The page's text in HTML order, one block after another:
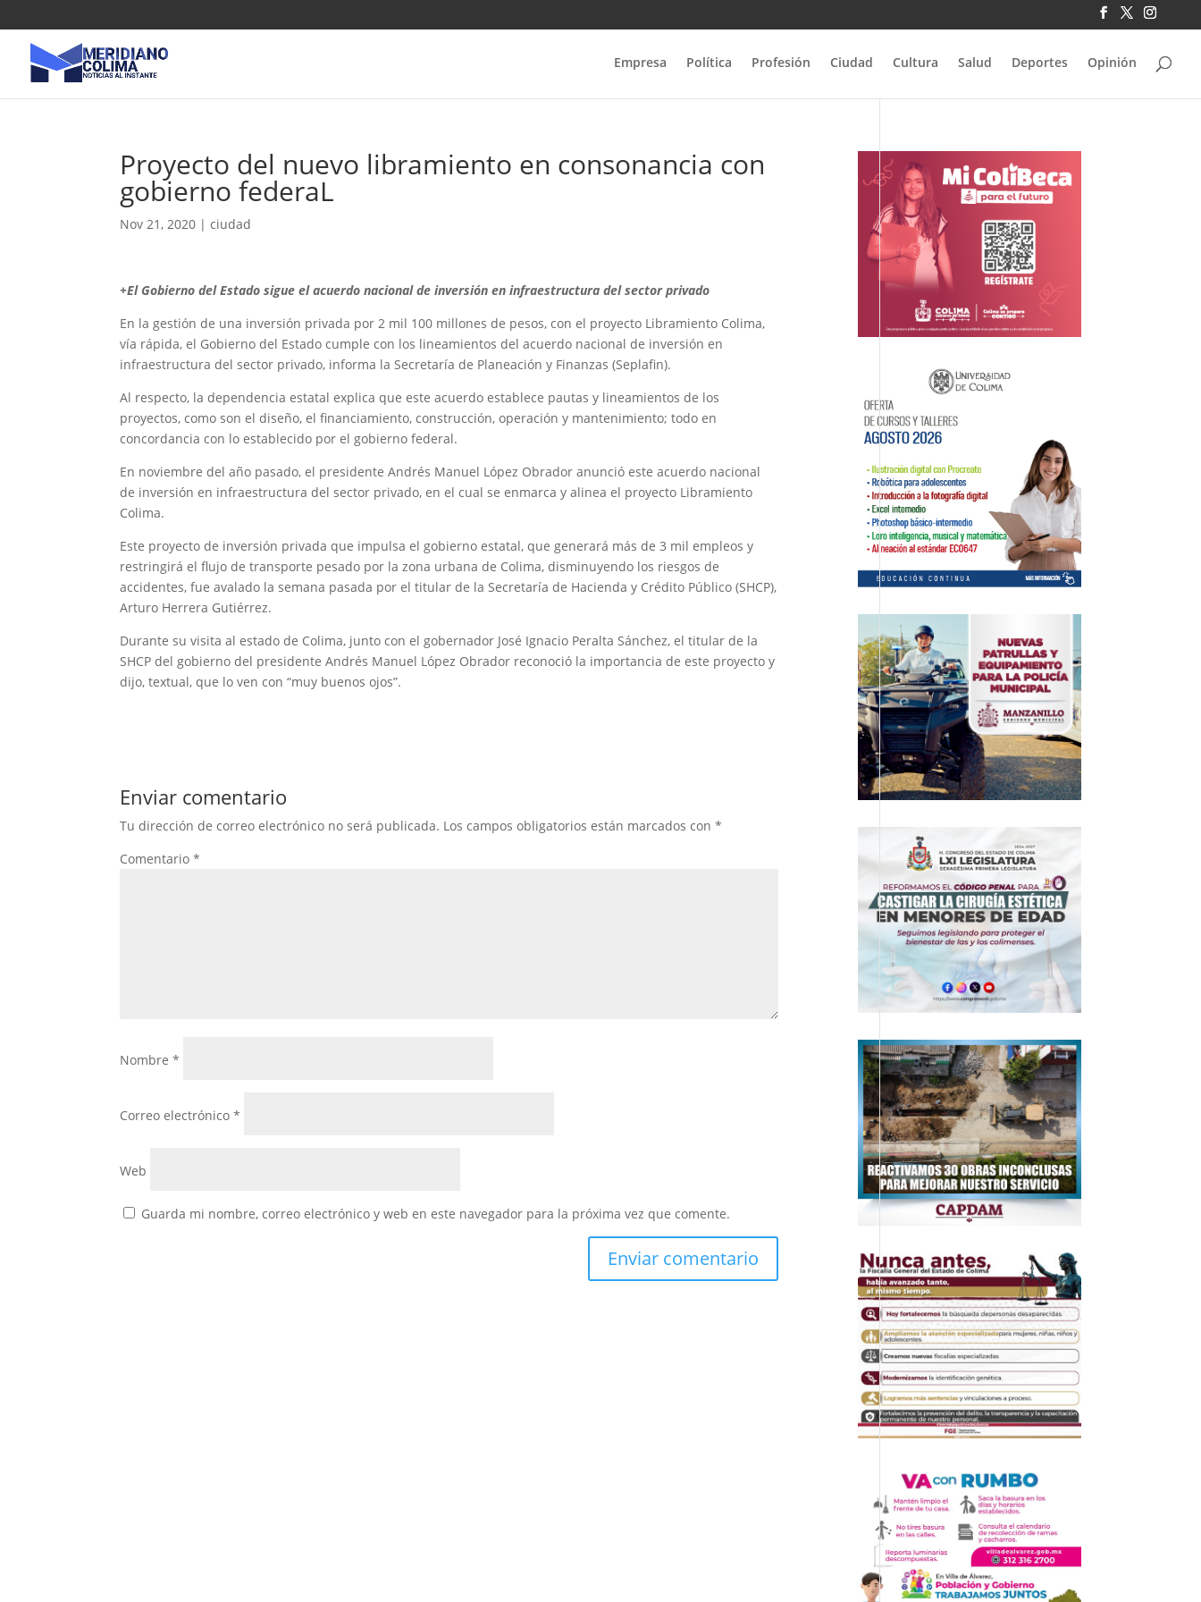
Empresa Política Profesión Ciudad Cultura Salud Deportes Opinión
Proyecto del nuevo libramiento en consonancia con
gobierno federaL
Nov 21, 2020 |ciudad
+El Gobierno del Estado sigue el acuerdo nacional de inversión en infraestructura del sector privado
En la gestión de una inversión privada por 2 mil 100 millones de pesos, con el proyecto Libramiento Colima,
vía rápida, el Gobierno del Estado cumple con los lineamientos del acuerdo nacional de inversión en
infraestructura del sector privado, informa la Secretaría de Planeación y Finanzas (Seplafin).
Al respecto, la dependencia estatal explica que este acuerdo establece pautas y lineamientos de los
proyectos, como son el diseño, el financiamiento, construcción, operación y mantenimiento; todo en
concordancia con lo establecido por el gobierno federal.
En noviembre del año pasado, el presidente Andrés Manuel López Obrador anunció este acuerdo nacional
de inversión en infraestructura del sector privado, en el cual se enmarca y alinea el proyecto Libramiento
Colima.
Este proyecto de inversión privada que impulsa el gobierno estatal, que generará más de 3 mil empleos y
restringirá el flujo de transporte pesado por la zona urbana de Colima, disminuyendo los riesgos de
accidentes, fue avalado la semana pasada por el titular de la Secretaría de Hacienda y Crédito Público (SHCP),
Arturo Herrera Gutiérrez.
Durante su visita al estado de Colima, junto con el gobernador José Ignacio Peralta Sánchez, el titular de la
SHCP del gobierno del presidente Andrés Manuel López Obrador reconoció la importancia de este proyecto y
dijo, textual, que lo ven con “muy buenos ojos”.
Enviar comentario
Tu dirección de correo electrónico no será publicada. Los campos obligatorios están marcados con*
Comentario*
Nombre*
Correo electrónico*
Web
Guarda mi nombre, correo electrónico y web en este navegador para la próxima vez que comente.